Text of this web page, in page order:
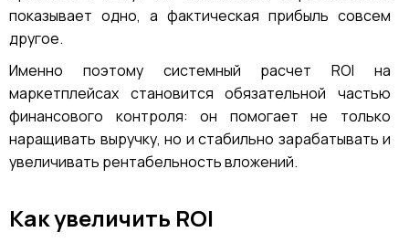
показывает одно, а фактическая прибыль совсем
другое.
Именно поэтому системный расчет ROI на
маркетплейсах становится обязательной частью
финансового контроля: он помогает не только
наращивать выручку, но и стабильно зарабатывать и
увеличивать рентабельность вложений.
Как увеличить ROI